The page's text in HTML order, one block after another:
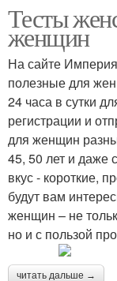
Тесты
женщин
На сайте
полезные для
24 часа в сутки
регистрации и
для женщин
45, 50 лет и даже
вкус - короткие,
будут вам
женщин – не
но и с пользой
читать дальше →